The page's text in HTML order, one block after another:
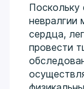
невралгии
сердца,
провести